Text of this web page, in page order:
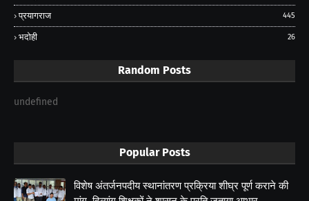
प्रयागराज 445
भदोही 26
Random Posts
undefined
Popular Posts
विशेष अंतर्जनपदीय स्थानांतरण प्रक्रिया शीघ्र पूर्ण कराने की